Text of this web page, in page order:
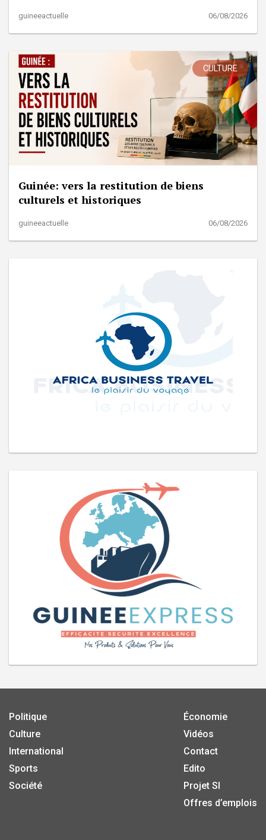
guineeactuelle 06/08/2026
CULTURE
Guinée: vers la restitution de biens
culturels et historiques
guineeactuelle 06/08/2026
Politique
Culture
International
Sports
Société
Économie
Vidéos
Contact
Edito
Projet SI
Offres d’emplois